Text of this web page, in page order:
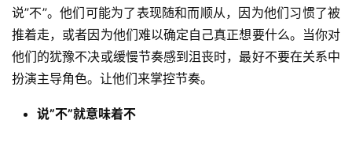
说”不”。他们可能为了表现随和而顺从，因为他们习惯了被
推着走，或者因为他们难以确定自己真正想要什么。当你对
他们的犹豫不决或缓慢节奏感到沮丧时，最好不要在关系中
扮演主导角色。让他们来掌控节奏。
说”不”就意味着不